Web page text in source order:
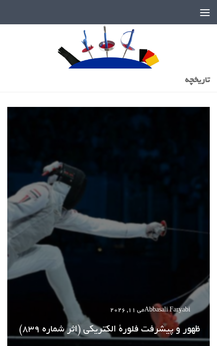
تاریخچه
Abbasali Faryabiمی 11, 2026
ظهور و پیشرفت فلورة الکتریکی (اثر شماره 839)